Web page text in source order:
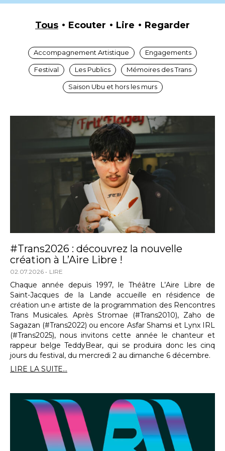
Tous Ecouter Lire Regarder
Accompagnement Artistique Engagements
Festival Les Publics Mémoires des Trans
Saison Ubu et hors les murs
#Trans2026 : découvrez la nouvelle
création à L’Aire Libre !
02.07.2026 LIRE
Chaque année depuis 1997, le Théâtre L’Aire Libre de
Saint-Jacques de la Lande accueille en résidence de
création un·e artiste de la programmation des Rencontres
Trans Musicales. Après Stromae (#Trans2010), Zaho de
Sagazan (#Trans2022) ou encore Asfar Shamsi et Lynx IRL
(#Trans2025), nous invitons cette année le chanteur et
rappeur belge TeddyBear, qui se produira donc les cinq
jours du festival, du mercredi 2 au dimanche 6 décembre.
LIRE LA SUITE...